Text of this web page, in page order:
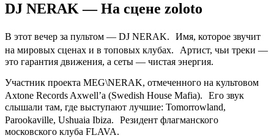
DJ NERAK— На сцене zoloto
В этот вечер за пультом — DJ NERAK. Имя, которое звучит
на мировых сценах и в топовых клубах. Артист, чьи треки —
это гарантия движения, а сеты — чистая энергия.
Участник проекта MEG\NERAK, отмеченного на культовом
Axtone Records Axwell’а (Swedish House Mafia). Его звук
слышали там, где выступают лучшие: Tomorrowland,
Parookaville, Ushuaia Ibiza. Резидент флагманского
московского клуба FLAVA.